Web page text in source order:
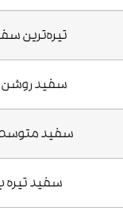
تیره‌ترین
سفید روشن
سفید متوسط
سفید تیره